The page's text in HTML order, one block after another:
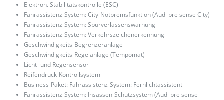
Elektron. Stabilitätskontrolle (ESC)
Fahrassistenz-System: City-Notbremsfunktion (Audi pre sense City)
Fahrassistenz-System: Spurverlassenswarnung
Fahrassistenz-System: Verkehrszeichenerkennung
Geschwindigkeits-Begrenzeranlage
Geschwindigkeits-Regelanlage (Tempomat)
Licht- und Regensensor
Reifendruck-Kontrollsystem
Business-Paket: Fahrassistenz-System: Fernlichtassistent
Fahrassistenz-System: Insassen-Schutzsystem (Audi pre sense